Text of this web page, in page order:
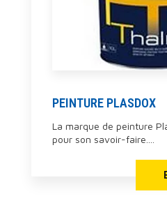
PEINTURE PLASDOX
La marque de peinture
pour son savoir-faire....